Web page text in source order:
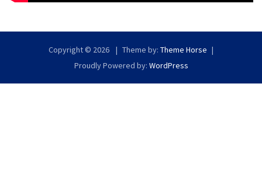
Copyright © 2026 Theme by: Theme Horse
Proudly Powered by: WordPress